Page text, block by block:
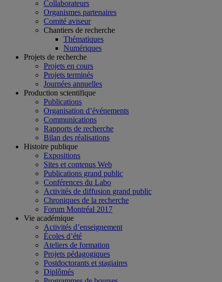
Collaborateurs
Organismes partenaires
Comité aviseur
Chantiers de recherche
Thématiques
Numériques
Projets de recherche
Projets en cours
Projets terminés
Journées annuelles
Production scientifique
Publications
Organisation d’événements
Communications
Rapports de recherche
Bilan des réalisations
Histoire publique
Expositions
Sites et contenus Web
Publications grand public
Conférences du Labo
Activités de diffusion grand public
Chroniques de la recherche
Forum Montréal 2017
Vie académique
Activités d’enseignement
Écoles d’été
Ateliers de formation
Projets pédagogiques
Postdoctorants et stagiaires
Diplômés